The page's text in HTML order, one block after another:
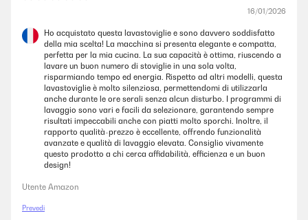
16/01/2026
Ho acquistato questa lavastoviglie e sono davvero soddisfatto
della mia scelta! La macchina si presenta elegante e compatta,
perfetta per la mia cucina. La sua capacità è ottima, riuscendo a
lavare un buon numero di stoviglie in una sola volta,
risparmiando tempo ed energia. Rispetto ad altri modelli, questa
lavastoviglie è molto silenziosa, permettendomi di utilizzarla
anche durante le ore serali senza alcun disturbo. I programmi di
lavaggio sono vari e facili da selezionare, garantendo sempre
risultati impeccabili anche con piatti molto sporchi. Inoltre, il
rapporto qualità-prezzo è eccellente, offrendo funzionalità
avanzate e qualità di lavaggio elevata. Consiglio vivamente
questo prodotto a chi cerca affidabilità, efficienza e un buon
design!
Utente Amazon
Prevedi